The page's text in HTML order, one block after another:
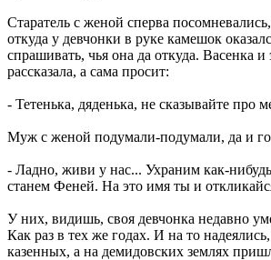
Старатель с женой сперва
откуда у девчонки в руке камешок
спрашивать, чья она да откуда. Васенка и
рассказала, а сама просит:
- Тетенька, дяденька, не сказывайте про
Муж с женой подумали-подумали, да и
- Ладно, живи у нас... Ухраним как-
станем Феней. На это имя ты и
У них, видишь, своя девчонка недавно
Как раз в тех же годах. И на то
казенных, а на демидовских землях